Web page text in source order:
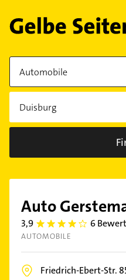
Auto
3,9 3.9 6
AUTOMOBILE
Friedrich-Ebert-Str.